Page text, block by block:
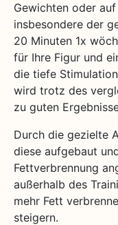
Gewichten oder
insbesondere der
20 Minuten 1x
für Ihre Figur und
die tiefe
wird trotz des
zu guten
Durch die gezielte
diese aufgebaut
Fettverbrennung
außerhalb des
mehr Fett
steigern.